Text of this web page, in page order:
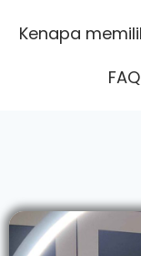
Kenapa
FAQ